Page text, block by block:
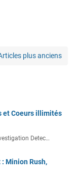
plus anciens
et Coeurs illimités
Detec…
Minion Rush,